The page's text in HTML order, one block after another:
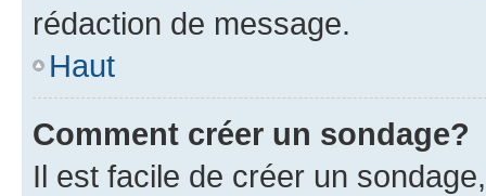
rédaction de message.
Haut
Comment créer un sondage?
Il est facile de créer un